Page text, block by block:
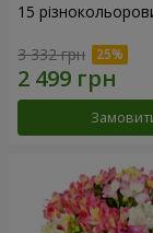
15
3 332 грн